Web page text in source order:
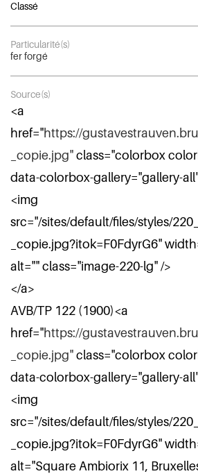
Classé
Particularité(s)
fer forgé
Source(s)
<a
href="https://
_copie.jpg"class="colorbox
data-colorbox-gallery="gallery-
<img
src="/sites/default/files/styles/
_copie.jpg?itok=F0FdyrG6"
alt="" class="image-220-lg" />
</a>
AVB/TP 122 (1900)<a
href="https://
_copie.jpg"class="colorbox
data-colorbox-gallery="gallery-
<img
src="/sites/default/files/styles/
_copie.jpg?itok=F0FdyrG6"
alt="Square Ambiorix 11,